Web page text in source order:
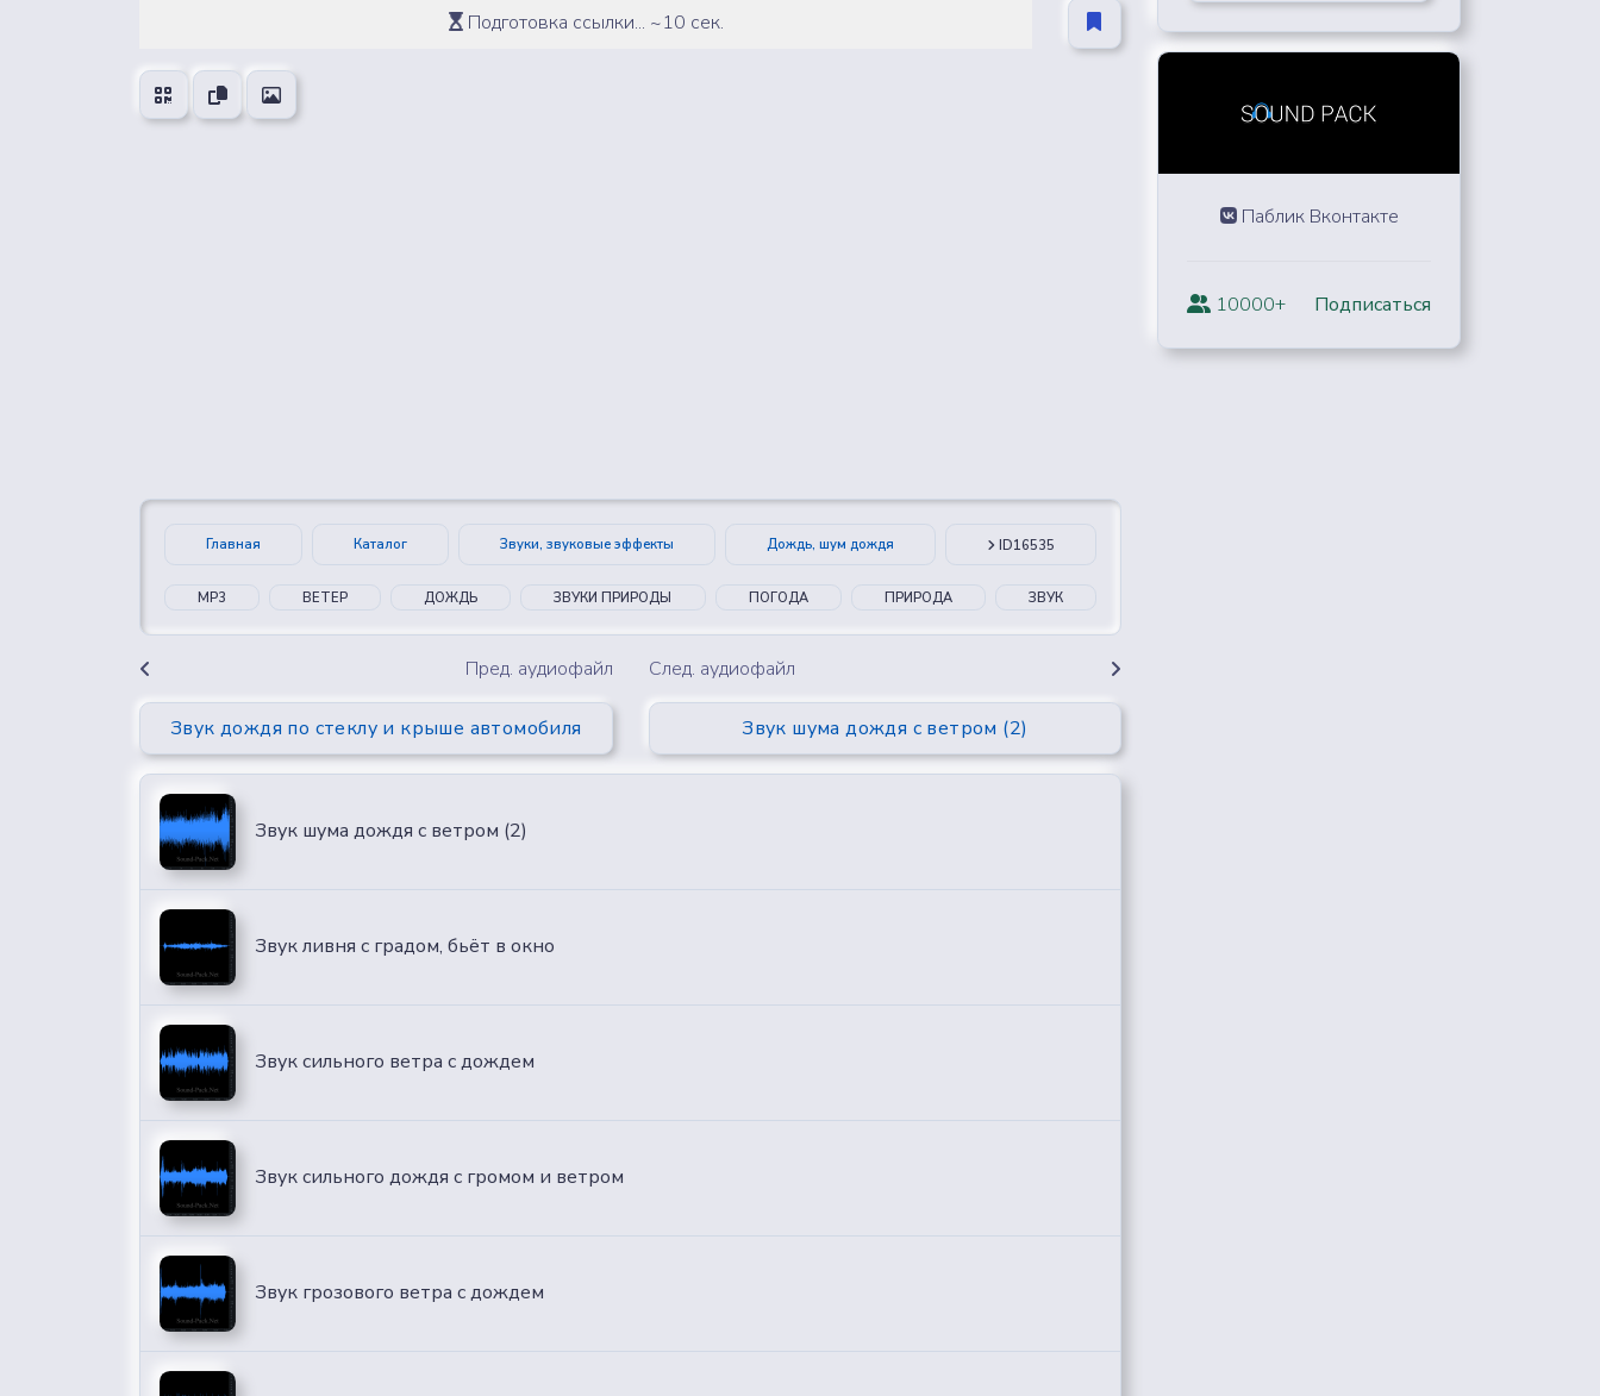
Подготовка ссылки... ~10 сек.
Главная Каталог Звуки, звуковые эффекты Дождь, шум дождя ID16535
MP3 ВЕТЕР ДОЖДЬ ЗВУКИ ПРИРОДЫ ПОГОДА ПРИРОДА ЗВУК
Пред. аудиофайл
Звук дождя по стеклу и крыше автомобиля
След. аудиофайл
Звук шума дождя с ветром (2)
Паблик Вконтакте
10000+ Подписаться
Звук шума дождя с ветром (2)
Звук ливня с градом, бьёт в окно
Звук сильного ветра с дождем
Звук сильного дождя с громом и ветром
Звук грозового ветра с дождем